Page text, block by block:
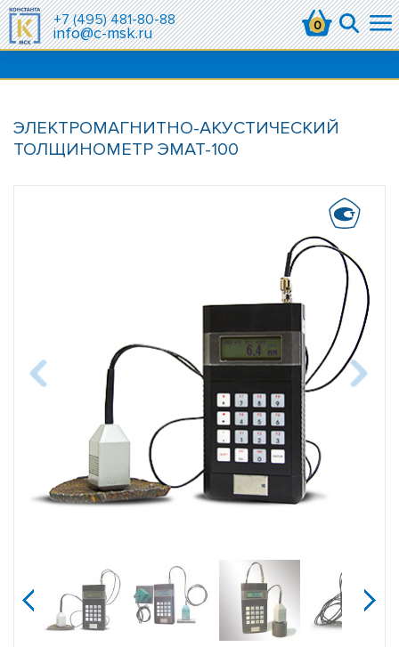
0
+7 (495) 481-80-88
info@c-msk.ru
ЭЛЕКТРОМАГНИТНО-АКУСТИЧЕСКИЙ
ТОЛЩИНОМЕТР ЭМАТ-100
Электромагнитно-
акустический
толщинометр
ЭМАТ-100